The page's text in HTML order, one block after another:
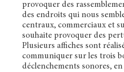
provoquer des
des endroits qui nous
centraux, commerciaux et
souhaite provoquer des
Plusieurs affiches sont
communiquer sur les trois
déclenchements sonores,